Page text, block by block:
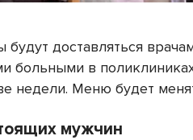
доставляться
больными в
недели. Меню будет
мужчин